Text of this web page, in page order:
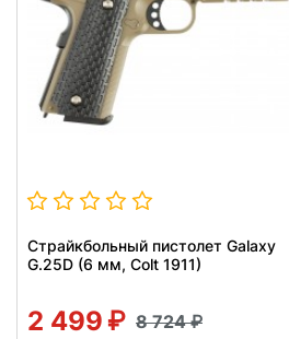
Страйкбольный пистолет Galaxy
G.25D (6 мм, Colt 1911)
2 499 8 724